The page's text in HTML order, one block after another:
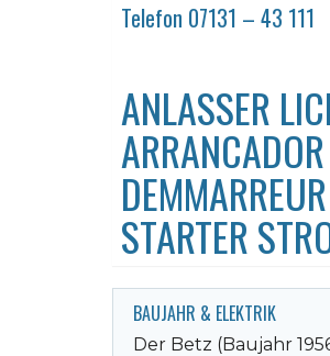
Telefon 07131 – 43 111
ANLASSER
STARTER
BAUJAHR & ELEKTRIK
Der Betz (Baujahr